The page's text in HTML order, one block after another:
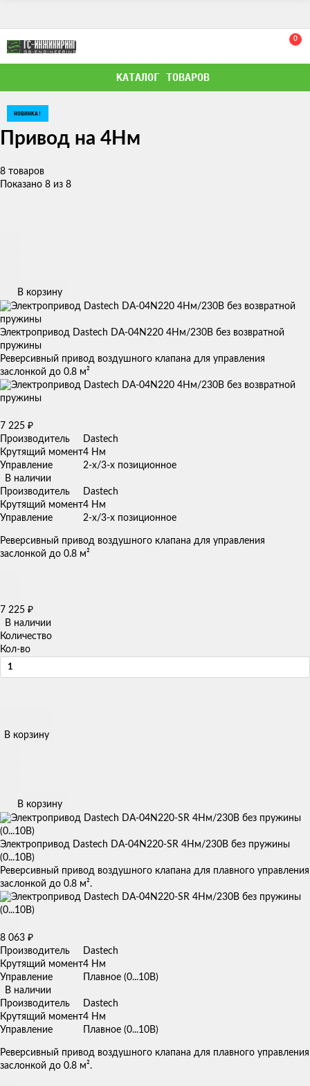
0
КАТАЛОГ ТОВАРОВ
Привод на 4Нм
8 товаров
Показано 8 из 8
В корзину
Электропривод Dastech DA-04N220 4Нм/230В без возвратной
пружины
Реверсивный привод воздушного клапана для управления
заслонкой до 0.8 м²
7 225 ₽
Производитель
Dastech
Крутящий момент4 Нм
Управление
2-х/3-х позиционное
В наличии
Производитель
Dastech
Крутящий момент4 Нм
Управление
2-х/3-х позиционное
Реверсивный привод воздушного клапана для управления
заслонкой до 0.8 м²
7 225 ₽
В наличии
Количество
Кол-во
В корзину
В корзину
Электропривод Dastech DA-04N220-SR 4Нм/230В без пружины
(0...10В)
Реверсивный привод воздушного клапана для плавного управления
заслонкой до 0.8 м².
8 063 ₽
Производитель
Dastech
Крутящий момент4 Нм
Управление
Плавное (0...10В)
В наличии
Производитель
Dastech
Крутящий момент4 Нм
Управление
Плавное (0...10В)
Реверсивный привод воздушного клапана для плавного управления
заслонкой до 0.8 м².
НОВИНКА!
НОВИНКА!
НОВИНКА!